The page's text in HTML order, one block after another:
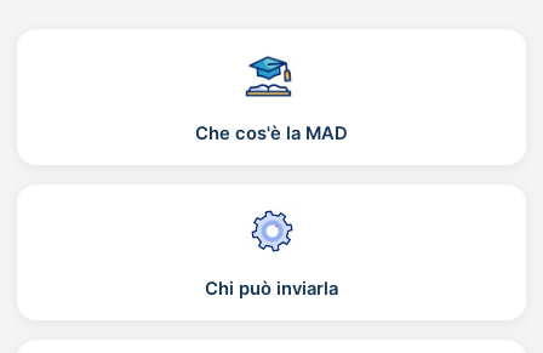
Che cos'è la MAD
Chi può inviarla